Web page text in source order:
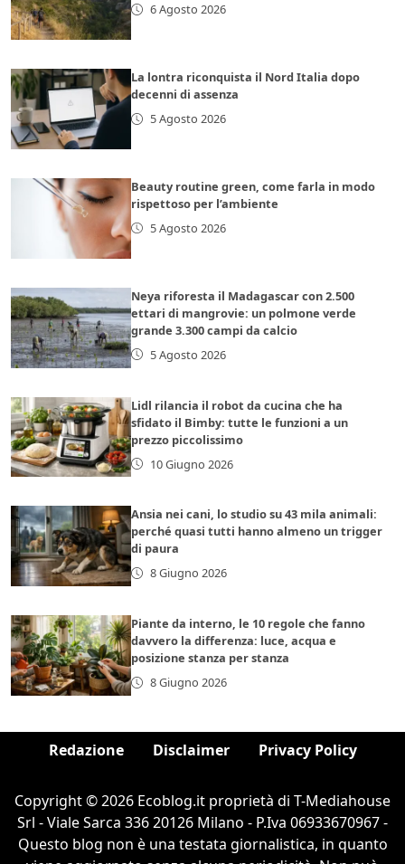
6 Agosto 2026
La lontra riconquista il Nord Italia dopo
decenni di assenza
5 Agosto 2026
Beauty routine green, come farla in modo
rispettoso per l’ambiente
5 Agosto 2026
Neya riforesta il Madagascar con 2.500
ettari di mangrovie: un polmone verde
grande 3.300 campi da calcio
5 Agosto 2026
Lidl rilancia il robot da cucina che ha
sfidato il Bimby: tutte le funzioni a un
prezzo piccolissimo
10 Giugno 2026
Ansia nei cani, lo studio su 43 mila animali:
perché quasi tutti hanno almeno un trigger
di paura
8 Giugno 2026
Piante da interno, le 10 regole che fanno
davvero la differenza: luce, acqua e
posizione stanza per stanza
8 Giugno 2026
Redazione Disclaimer Privacy Policy
Copyright © 2026 Ecoblog.it proprietà di T-Mediahouse
Srl - Viale Sarca 336 20126 Milano - P.Iva 06933670967 -
Questo blog non è una testata giornalistica, in quanto